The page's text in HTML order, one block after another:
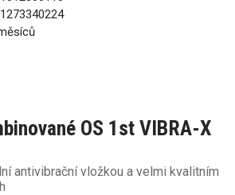
OS 1st VIBRA-X
antivibrační vložkou a velmi kvalitním